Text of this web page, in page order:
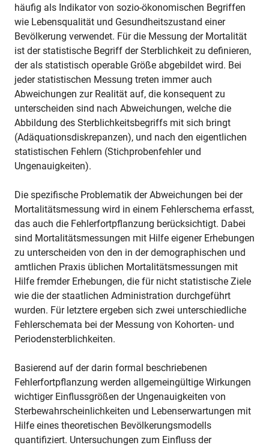
häufig als Indikator von sozio-ökonomischen Begriffen
wie Lebensqualität und Gesundheitszustand einer
Bevölkerung verwendet. Für die Messung der Mortalität
ist der statistische Begriff der Sterblichkeit zu definieren,
der als statistisch operable Größe abgebildet wird. Bei
jeder statistischen Messung treten immer auch
Abweichungen zur Realität auf, die konsequent zu
unterscheiden sind nach Abweichungen, welche die
Abbildung des Sterblichkeitsbegriffs mit sich bringt
(Adäquationsdiskrepanzen), und nach den eigentlichen
statistischen Fehlern (Stichprobenfehler und
Ungenauigkeiten).
Die spezifische Problematik der Abweichungen bei der
Mortalitätsmessung wird in einem Fehlerschema erfasst,
das auch die Fehlerfortpflanzung berücksichtigt. Dabei
sind Mortalitätsmessungen mit Hilfe eigener Erhebungen
zu unterscheiden von den in der demographischen und
amtlichen Praxis üblichen Mortalitätsmessungen mit
Hilfe fremder Erhebungen, die für nicht statistische Ziele
wie die der staatlichen Administration durchgeführt
wurden. Für letztere ergeben sich zwei unterschiedliche
Fehlerschemata bei der Messung von Kohorten- und
Periodensterblichkeiten.
Basierend auf der darin formal beschriebenen
Fehlerfortpflanzung werden allgemeingültige Wirkungen
wichtiger Einflussgrößen der Ungenauigkeiten von
Sterbewahrscheinlichkeiten und Lebenserwartungen mit
Hilfe eines theoretischen Bevölkerungsmodells
quantifiziert. Untersuchungen zum Einfluss der